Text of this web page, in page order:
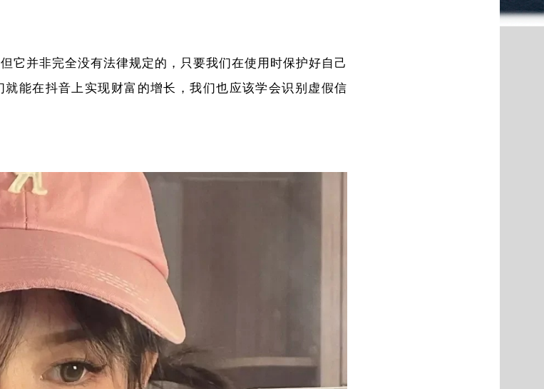
它并非完全没有法律规定的，只要我们在使用时保护好自己
能在抖音上实现财富的增长，我们也应该学会识别虚假信